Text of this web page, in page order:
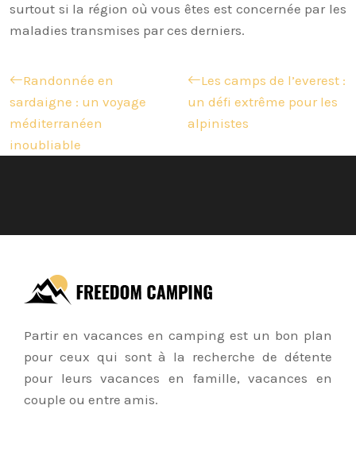
surtout si la région où vous êtes est concernée par les
maladies transmises par ces derniers.
Randonnée en
sardaigne : un voyage
méditerranéen
inoubliable
Les camps de l’everest :
un défi extrême pour les
alpinistes
Partir en vacances en camping est un bon plan
pour ceux qui sont à la recherche de détente
pour leurs vacances en famille, vacances en
couple ou entre amis.